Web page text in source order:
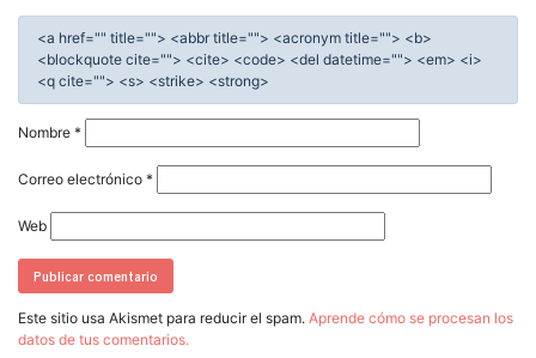
<a href="" title=""> <abbr title=""> <acronym title=""> <b>
<blockquote cite=""> <cite> <code> <del datetime=""> <em> <i>
<q cite=""> <s> <strike> <strong>
Nombre *
Correo electrónico *
Web
Este sitio usa Akismet para reducir el spam. Aprende cómo se procesan los
datos de tus comentarios.